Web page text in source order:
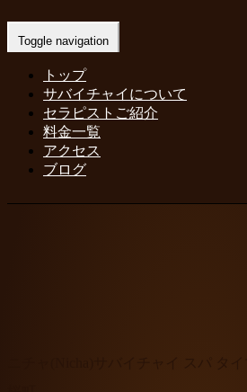
Toggle navigation
トップ
サバイチャイについて
セラピストご紹介
料金一覧
アクセス
ブログ
Home-ニチャ(Nicha)サバイチャイ